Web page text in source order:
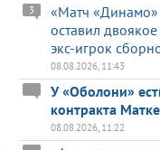
«Матч
оставил
экс-игрок
3
08.08.2026, 11:43
У «Оболони»
контракта
08.08.2026, 11:22